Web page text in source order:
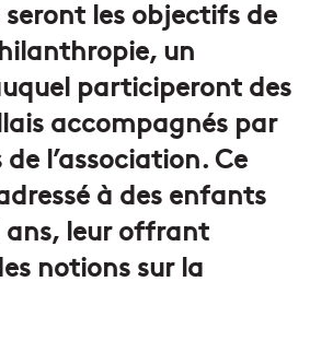
les objectifs de
un
participeront des
accompagnés par
l’association. Ce
à des enfants
ans, leur offrant
notions sur la